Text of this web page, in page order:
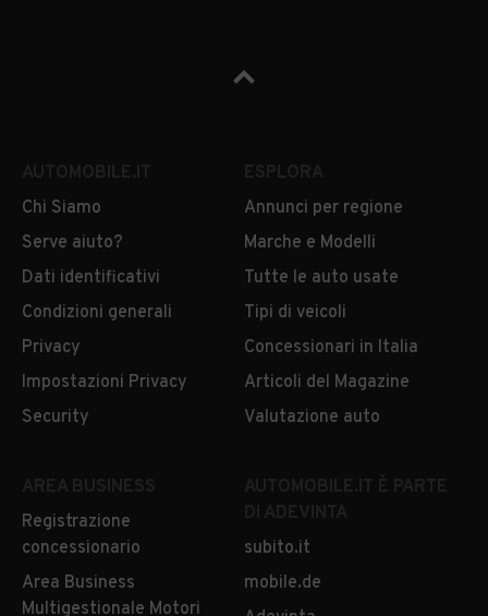
Chi Siamo
Serve aiuto?
Dati identificativi
Condizioni generali
Privacy
Impostazioni Privacy
Security
Annunci per regione
Marche e Modelli
Tutte le auto usate
Tipi di veicoli
Concessionari in Italia
Articoli del Magazine
Valutazione auto
Registrazione
concessionario
Area Business
Multigestionale Motori
subito.it
mobile.de